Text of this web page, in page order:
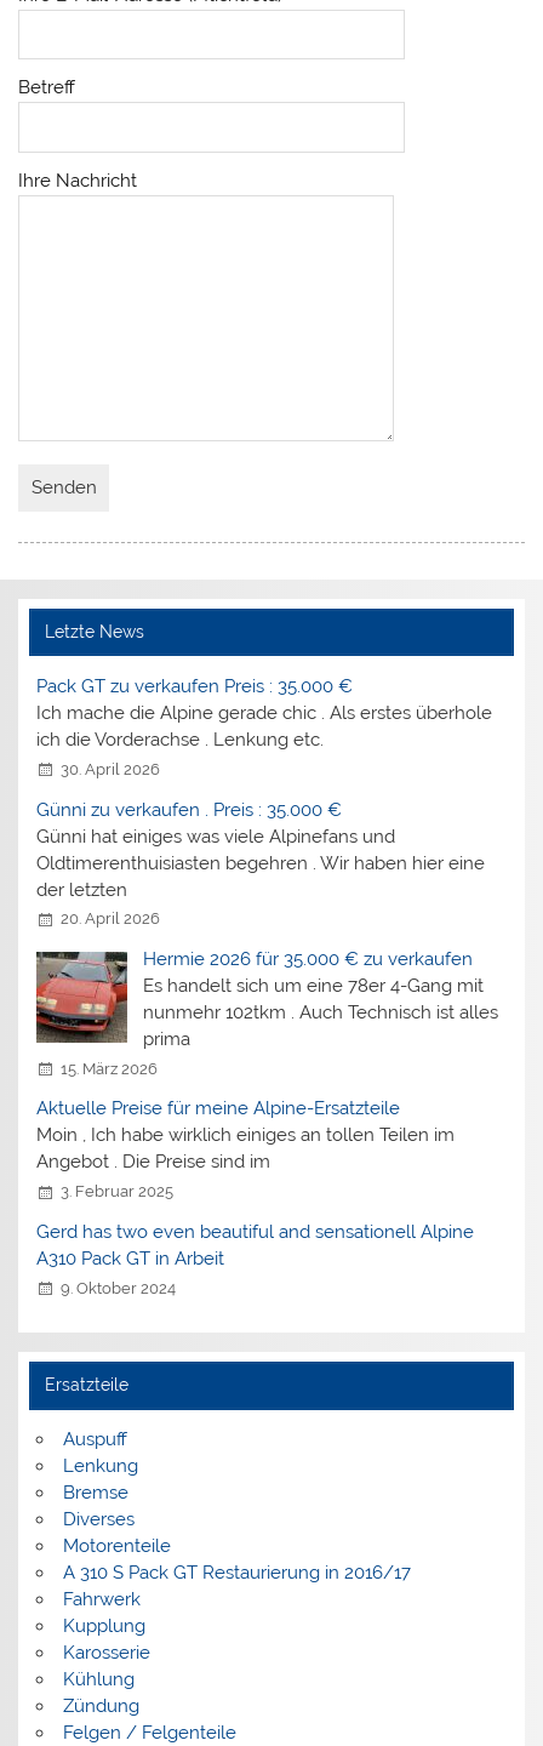
Betreff
Ihre Nachricht
Letzte News
Pack GT zu verkaufen Preis : 35.000 €
Ich mache die Alpine gerade chic . Als erstes überhole
ich die Vorderachse . Lenkung etc.
30. April 2026
Günni zu verkaufen . Preis : 35.000 €
Günni hat einiges was viele Alpinefans und
Oldtimerenthuisiasten begehren . Wir haben hier eine
der letzten
20. April 2026
Hermie 2026 für 35.000 € zu verkaufen
Es handelt sich um eine 78er 4-Gang mit
nunmehr 102tkm . Auch Technisch ist alles
prima
15. März 2026
Aktuelle Preise für meine Alpine-Ersatzteile
Moin , Ich habe wirklich einiges an tollen Teilen im
Angebot . Die Preise sind im
3. Februar 2025
Gerd has two even beautiful and sensationell Alpine
A310 Pack GT in Arbeit
9. Oktober 2024
Ersatzteile
Auspuff
Lenkung
Bremse
Diverses
Motorenteile
A 310 S Pack GT Restaurierung in 2016/17
Fahrwerk
Kupplung
Karosserie
Kühlung
Zündung
Felgen / Felgenteile